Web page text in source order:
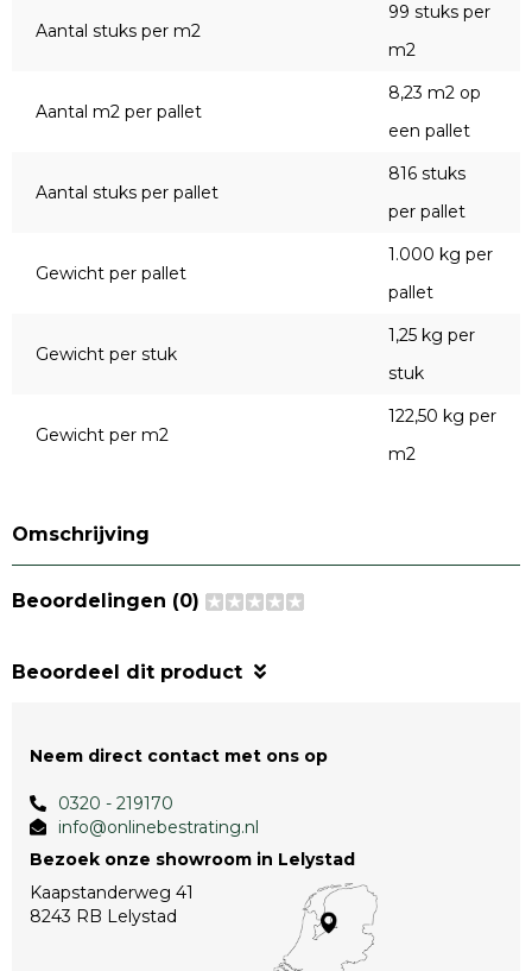
Aantal stuks per m2
99 stuks per
m2
Aantal m2 per pallet
8,23 m2 op
een pallet
Aantal stuks per pallet
816 stuks
per pallet
Gewicht per pallet
1.000 kg per
pallet
Gewicht per stuk
1,25 kg per
stuk
Gewicht per m2
122,50 kg per
m2
Omschrijving
Beoordelingen (0)
Beoordeel dit product
Neem direct contact met ons op
0320 - 219170
info@onlinebestrating.nl
Bezoek onze showroom in Lelystad
Kaapstanderweg 41
8243 RB Lelystad